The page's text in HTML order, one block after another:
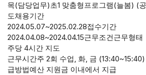
목(담당업무)초1 맞춤형프로그램(늘봄) (
도채용기간
2024.05.07~2025.02.28접수기간
2024.04.08~2024.04.15근무조건근무형태
주당 4시간 지도
근무시간주 2회 수업, 화, 금
급방법예산 지원금 이내에서 지급